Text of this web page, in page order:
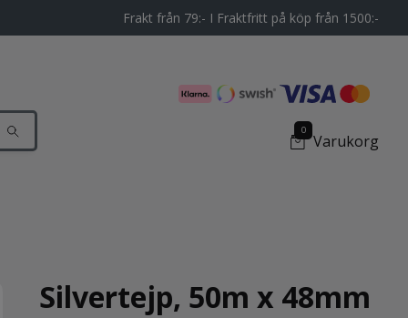
Frakt från 79:- I Fraktfritt på köp från 1500:-
0
Varukorg
Silvertejp, 50m x 48mm